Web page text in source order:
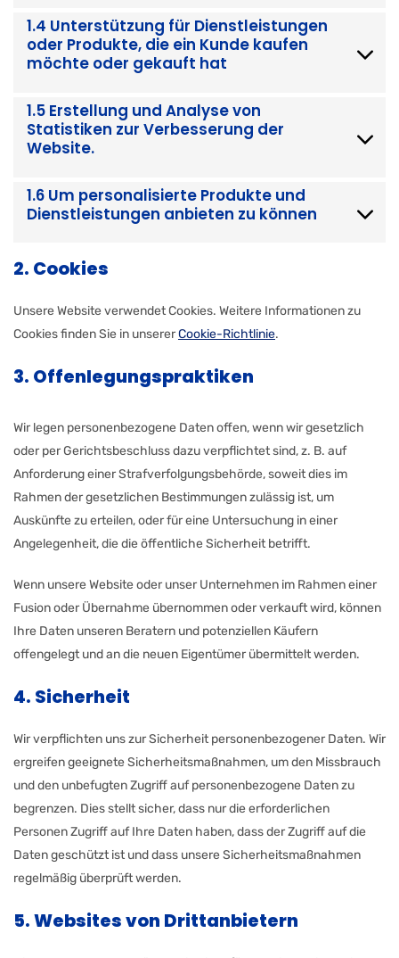
1.4 Unterstützung für Dienstleistungen
oder Produkte, die ein Kunde kaufen
möchte oder gekauft hat
1.5 Erstellung und Analyse von
Statistiken zur Verbesserung der
Website.
1.6 Um personalisierte Produkte und
Dienstleistungen anbieten zu können
2. Cookies
Unsere Website verwendet Cookies. Weitere Informationen zu
Cookies finden Sie in unsererCookie-Richtlinie.
3. Offenlegungspraktiken
Wir legen personenbezogene Daten offen, wenn wir gesetzlich
oder per Gerichtsbeschluss dazu verpflichtet sind, z. B. auf
Anforderung einer Strafverfolgungsbehörde, soweit dies im
Rahmen der gesetzlichen Bestimmungen zulässig ist, um
Auskünfte zu erteilen, oder für eine Untersuchung in einer
Angelegenheit, die die öffentliche Sicherheit betrifft.
Wenn unsere Website oder unser Unternehmen im Rahmen einer
Fusion oder Übernahme übernommen oder verkauft wird, können
Ihre Daten unseren Beratern und potenziellen Käufern
offengelegt und an die neuen Eigentümer übermittelt werden.
4. Sicherheit
Wir verpflichten uns zur Sicherheit personenbezogener Daten. Wir
ergreifen geeignete Sicherheitsmaßnahmen, um den Missbrauch
und den unbefugten Zugriff auf personenbezogene Daten zu
begrenzen. Dies stellt sicher, dass nur die erforderlichen
Personen Zugriff auf Ihre Daten haben, dass der Zugriff auf die
Daten geschützt ist und dass unsere Sicherheitsmaßnahmen
regelmäßig überprüft werden.
5. Websites von Drittanbietern